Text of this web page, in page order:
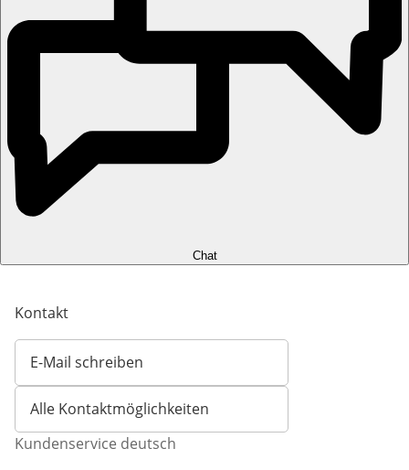
Chat
Kontakt
E-Mail schreiben
Öffnet E-Mail-Client
Alle Kontaktmöglichkeiten
Kundenservice deutsch